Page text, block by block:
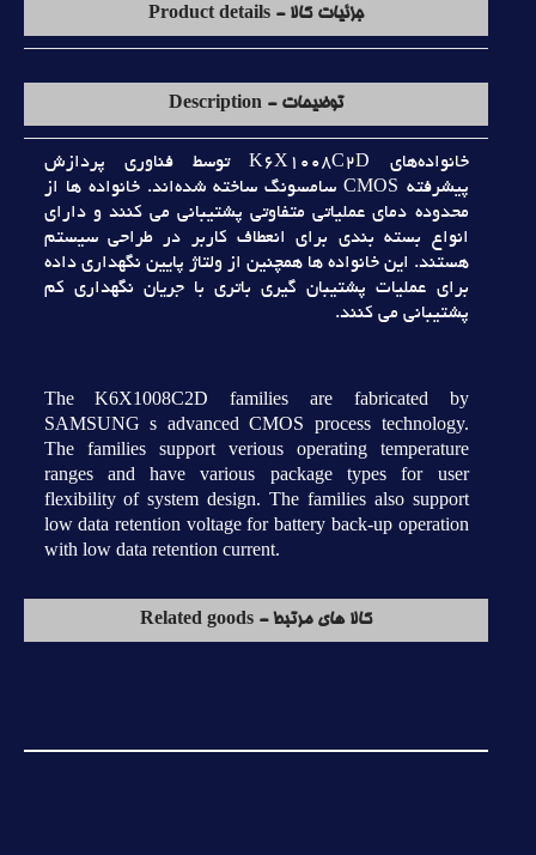
جزئیات کالا - Product details
توضیحات - Description
خانواده‌هاي K6X1008C2D توسط فناوري پردازش
پيشرفته CMOS سامسونگ ساخته شده‌اند. خانواده ها از
محدوده دماي عملياتي متفاوتي پشتيباني مي کنند و داراي
انواع بسته بندي براي انعطاف کاربر در طراحي سيستم
هستند. اين خانواده ها همچنين از ولتاژ پايين نگهداري داده
براي عمليات پشتيبان گيري باتري با جريان نگهداري کم
پشتيباني مي کنند.
The K6X1008C2D families are fabricated by
SAMSUNG s advanced CMOS process technology.
The families support verious operating temperature
ranges and have various package types for user
flexibility of system design. The families also support
low data retention voltage for battery back-up operation
with low data retention current.
کالا های مرتبط - Related goods